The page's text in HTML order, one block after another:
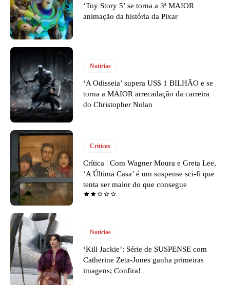
‘Toy Story 5’ se torna a 3ª MAIOR
animação da história da Pixar
Notícias
‘A Odisseia’ supera US$ 1 BILHÃO e se
torna a MAIOR arrecadação da carreira
do Christopher Nolan
Críticas
Crítica | Com Wagner Moura e Greta Lee,
‘A Última Casa’ é um suspense sci-fi que
tenta ser maior do que consegue
Notícias
‘Kill Jackie’: Série de SUSPENSE com
Catherine Zeta-Jones ganha primeiras
imagens; Confira!